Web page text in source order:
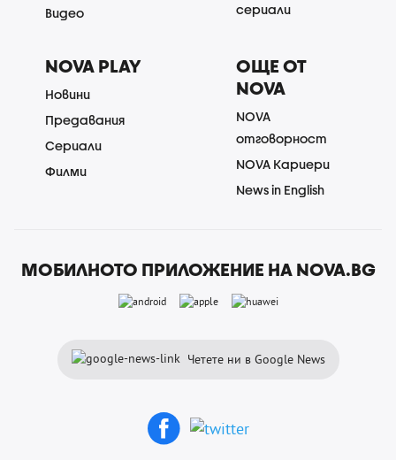
Видео
сериали
NOVA PLAY
Новини
Предавания
Сериали
Филми
ОЩЕ ОТ
NOVA
NOVA
отговорност
NOVA Кариери
News in English
МОБИЛНОТО ПРИЛОЖЕНИЕ НА NOVA.BG
Четете ни в Google News